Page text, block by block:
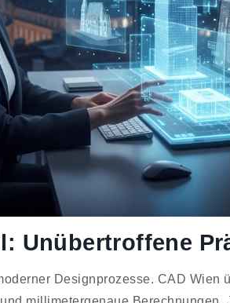
Unübertroffene
Designprozesse. CAD Wien